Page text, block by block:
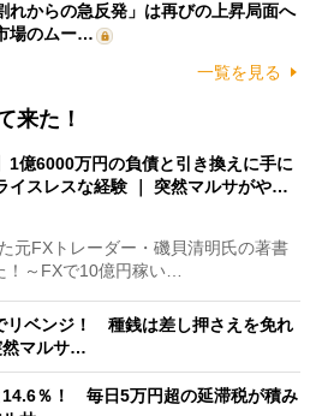
れからの急反発」は再びの上昇局面へ
場のムー…
一覧を見る
来た！
1億6000万円の負債と引き換えに手に
イスレスな経験 ｜ 突然マルサがや…
元FXトレーダー・磯貝清明氏の著書
！～FXで10億円稼い…
リベンジ！ 種銭は差し押さえを免れ
然マルサ…
14.6％！ 毎日5万円超の延滞税が積み